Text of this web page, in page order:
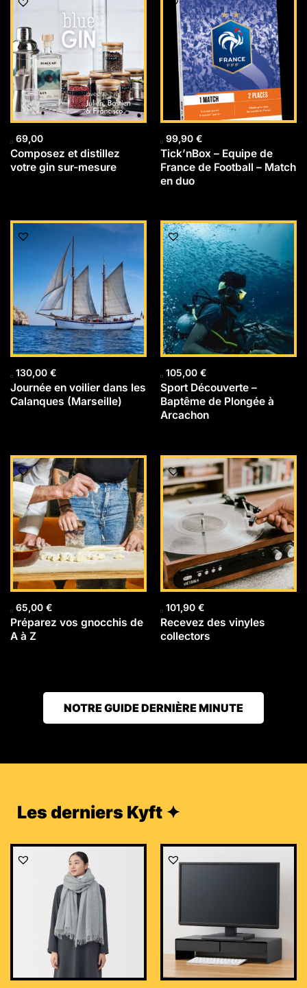
69,00
Composez et distillez
votre gin sur-mesure
99,90 €
Tick’nBox – Equipe de
France de Football – Match
en duo
130,00 €
Journée en voilier dans les
Calanques (Marseille)
105,00 €
Sport Découverte –
Baptême de Plongée à
Arcachon
65,00 €
Préparez vos gnocchis de
A à Z
101,90 €
Recevez des vinyles
collectors
NOTRE GUIDE DERNIÈRE MINUTE
Les derniers Kyft ✦